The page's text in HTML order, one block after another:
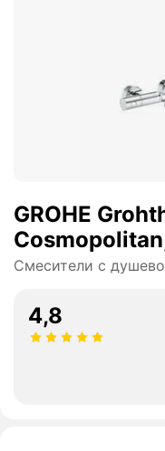
GROHE
Смесители с
4,8